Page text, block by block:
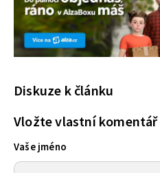
Diskuze k článku
Vložte vlastní komentář
Vaše jméno